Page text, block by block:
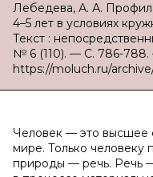
Лебедева, А. А.
4–5 лет в условиях
Текст :
№ 6 (110). — С. 786-788.
https://moluch.ru/
Человек — это высшее
мире. Только
природы — речь. Речь